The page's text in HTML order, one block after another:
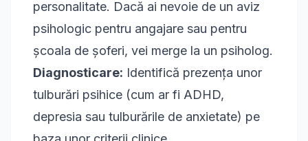
personalitate. Dacă ai nevoie de un aviz
psihologic pentru angajare sau pentru
școala de șoferi, vei merge la un psiholog.
Diagnosticare: Identifică prezența unor
tulburări psihice (cum ar fi ADHD,
depresia sau tulburările de anxietate) pe